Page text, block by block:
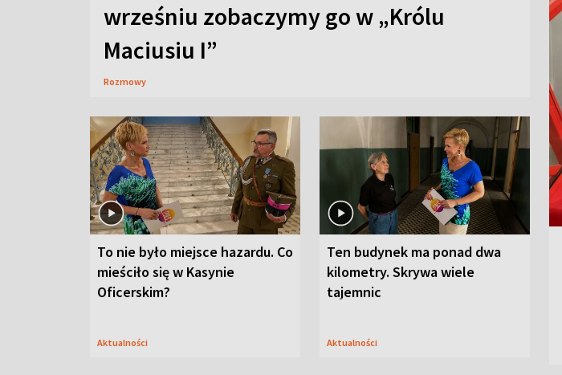
wrześniu zobaczymy go w „Królu
Maciusiu I”
Rozmowy
To nie było miejsce hazardu. Co
mieściło się w Kasynie
Oficerskim?
Aktualności
Ten budynek ma ponad dwa
kilometry. Skrywa wiele
tajemnic
Aktualności